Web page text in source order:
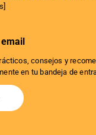
]
consejos y
en tu bandeja de